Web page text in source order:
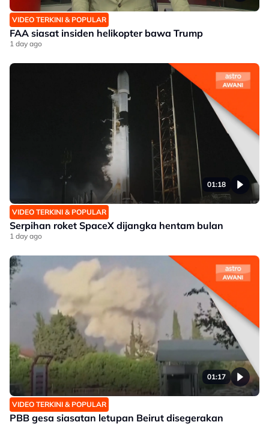
VIDEO TERKINI & POPULAR
FAA siasat insiden helikopter bawa Trump
1 day ago
01:18
VIDEO TERKINI & POPULAR
Serpihan roket SpaceX dijangka hentam bulan
1 day ago
01:17
VIDEO TERKINI & POPULAR
PBB gesa siasatan letupan Beirut disegerakan